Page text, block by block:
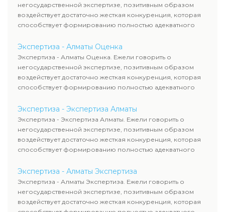
негосударственной экспертизе, позитивным образом
воздействует достаточно жесткая конкуренция, которая
способствует формированию полностью адекватного
Экспертиза - Алматы Оценка
Экспертиза - Алматы Оценка. Ежели говорить о
негосударственной экспертизе, позитивным образом
воздействует достаточно жесткая конкуренция, которая
способствует формированию полностью адекватного
Экспертиза - Экспертиза Алматы
Экспертиза - Экспертиза Алматы. Ежели говорить о
негосударственной экспертизе, позитивным образом
воздействует достаточно жесткая конкуренция, которая
способствует формированию полностью адекватного
Экспертиза - Алматы Экспертиза
Экспертиза - Алматы Экспертиза. Ежели говорить о
негосударственной экспертизе, позитивным образом
воздействует достаточно жесткая конкуренция, которая